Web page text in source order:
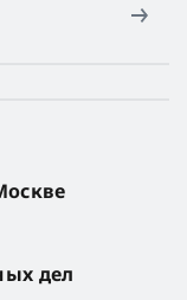
дел